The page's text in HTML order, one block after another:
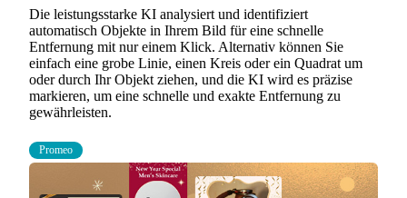
Die leistungsstarke KI analysiert und identifiziert
automatisch Objekte in Ihrem Bild für eine schnelle
Entfernung mit nur einem Klick. Alternativ können Sie
einfach eine grobe Linie, einen Kreis oder ein Quadrat um
oder durch Ihr Objekt ziehen, und die KI wird es präzise
markieren, um eine schnelle und exakte Entfernung zu
gewährleisten.
Promeo